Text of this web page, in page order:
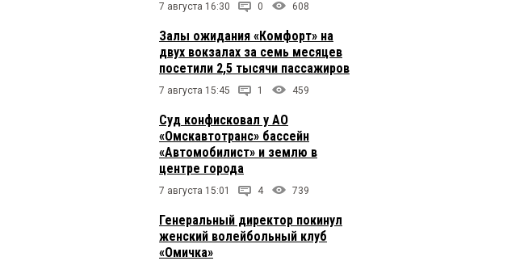
7 августа 16:30 0 608
Залы ожидания «Комфорт» на
двух вокзалах за семь месяцев
посетили 2,5 тысячи пассажиров
7 августа 15:45 1 459
Суд конфисковал у АО
«Омскавтотранс» бассейн
«Автомобилист» и землю в
центре города
7 августа 15:01 4 739
Генеральный директор покинул
женский волейбольный клуб
«Омичка»